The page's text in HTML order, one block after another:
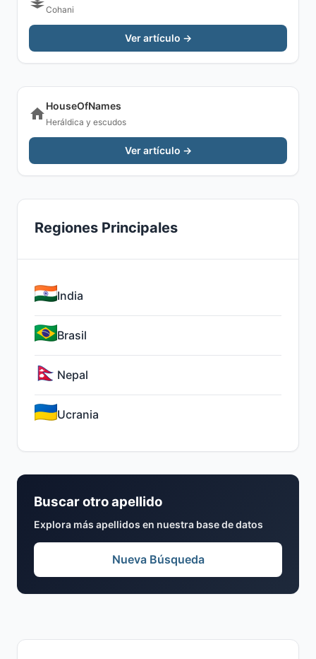
Cohani
Ver artículo →
HouseOfNames
Heráldica y escudos
Ver artículo →
Regiones Principales
India
Brasil
Nepal
Ucrania
Buscar otro apellido
Explora más apellidos en nuestra base de datos
Nueva Búsqueda